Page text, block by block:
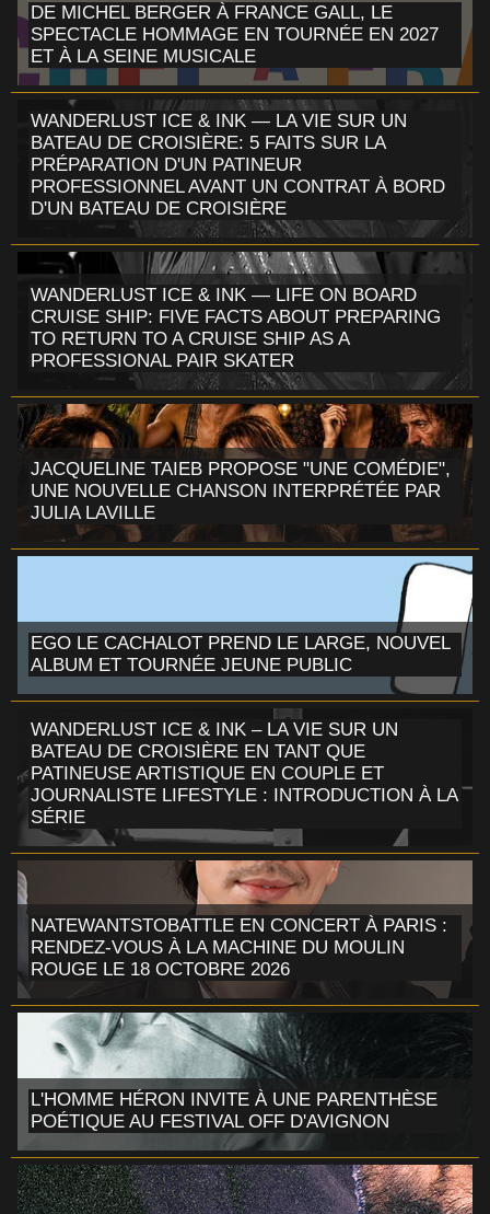
DE MICHEL BERGER À FRANCE GALL, LE
SPECTACLE HOMMAGE EN TOURNÉE EN 2027
ET À LA SEINE MUSICALE
WANDERLUST ICE & INK — LA VIE SUR UN
BATEAU DE CROISIÈRE: 5 FAITS SUR LA
PRÉPARATION D'UN PATINEUR
PROFESSIONNEL AVANT UN CONTRAT À BORD
D'UN BATEAU DE CROISIÈRE
WANDERLUST ICE & INK — LIFE ON BOARD
CRUISE SHIP: FIVE FACTS ABOUT PREPARING
TO RETURN TO A CRUISE SHIP AS A
PROFESSIONAL PAIR SKATER
JACQUELINE TAIEB PROPOSE "UNE COMÉDIE",
UNE NOUVELLE CHANSON INTERPRÉTÉE PAR
JULIA LAVILLE
EGO LE CACHALOT PREND LE LARGE, NOUVEL
ALBUM ET TOURNÉE JEUNE PUBLIC
WANDERLUST ICE & INK – LA VIE SUR UN
BATEAU DE CROISIÈRE EN TANT QUE
PATINEUSE ARTISTIQUE EN COUPLE ET
JOURNALISTE LIFESTYLE : INTRODUCTION À LA
SÉRIE
NATEWANTSTOBATTLE EN CONCERT À PARIS :
RENDEZ-VOUS À LA MACHINE DU MOULIN
ROUGE LE 18 OCTOBRE 2026
L'HOMME HÉRON INVITE À UNE PARENTHÈSE
POÉTIQUE AU FESTIVAL OFF D'AVIGNON